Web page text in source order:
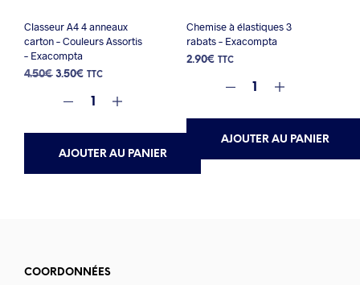
Classeur A4 4 anneaux
carton – Couleurs Assortis
– Exacompta
4.50€ Le
initial
4.50€.
3.50€ Le
actuel
3.50€.
TTC
AJOUTER AU PANIER
Chemise à élastiques 3
rabats – Exacompta
2.90€ TTC
AJOUTER AU PANIER
COORDONNÉES